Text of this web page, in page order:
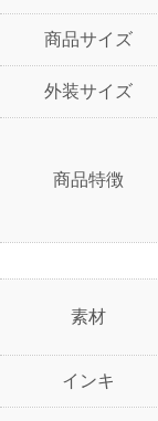
商品サイズ
外装サイズ
商品特徴
素材
インキ